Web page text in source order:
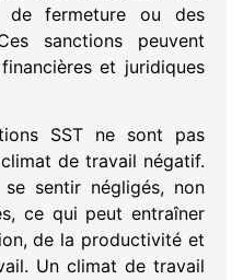
de fermeture ou des
sanctions peuvent
et juridiques
SST ne sont pas
de travail négatif.
sentir négligés, non
ce qui peut entraîner
de la productivité et
Un climat de travail